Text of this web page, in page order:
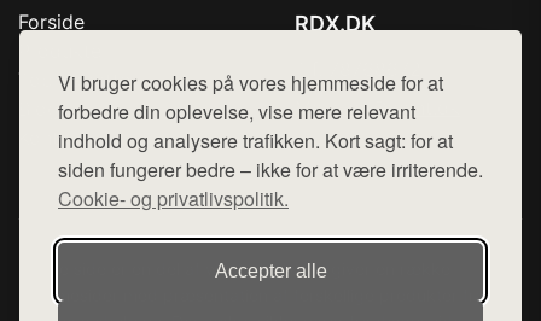
Vi bruger cookies på vores hjemmeside for at
forbedre din oplevelse, vise mere relevant
indhold og analysere trafikken. Kort sagt: for at
siden fungerer bedre – ikke for at være irriterende.
Cookie- og privatlivspolitik.
Accepter alle
Forside
Top Rabatter
Blog
Kontakt
RDX.DK
Mail: hej@want.dk
Cookie- og privatlivspolitik
Denne side er en del af want.dk, der udgiver en række
hjemmesider med præsentation af forskellige produkter fra